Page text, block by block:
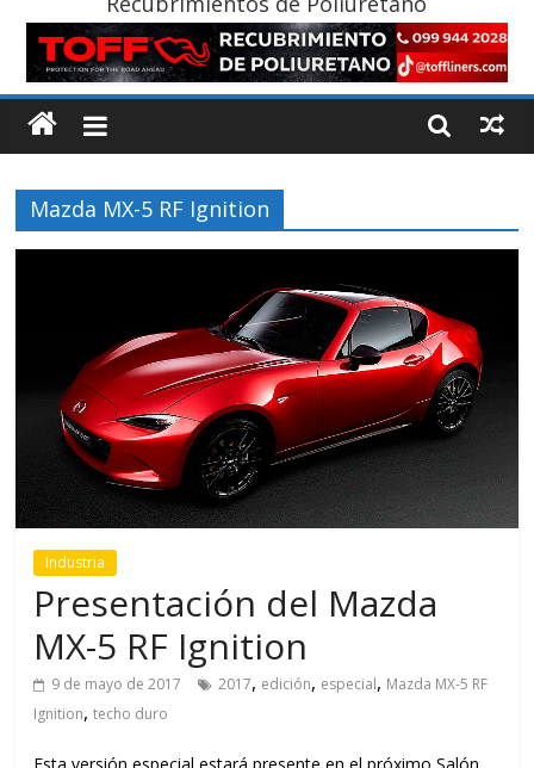
Mazda MX-5 RF Ignition
Industria
Presentación del Mazda
MX-5 RF Ignition
9 de mayo de 2017 2017, edición, especial, Mazda MX-5 RF
Ignition,techo duro